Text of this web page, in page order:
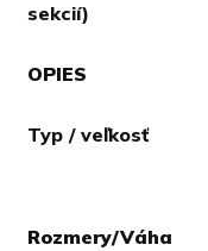
sekcií)
OPIES
Typ / veľkosť
Rozmery/Váha